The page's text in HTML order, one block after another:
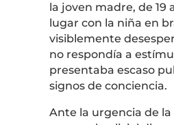
la joven madre, de 19
lugar con la niña en
visiblemente
no respondía a
presentaba escaso
signos de conciencia.
Ante la urgencia de la